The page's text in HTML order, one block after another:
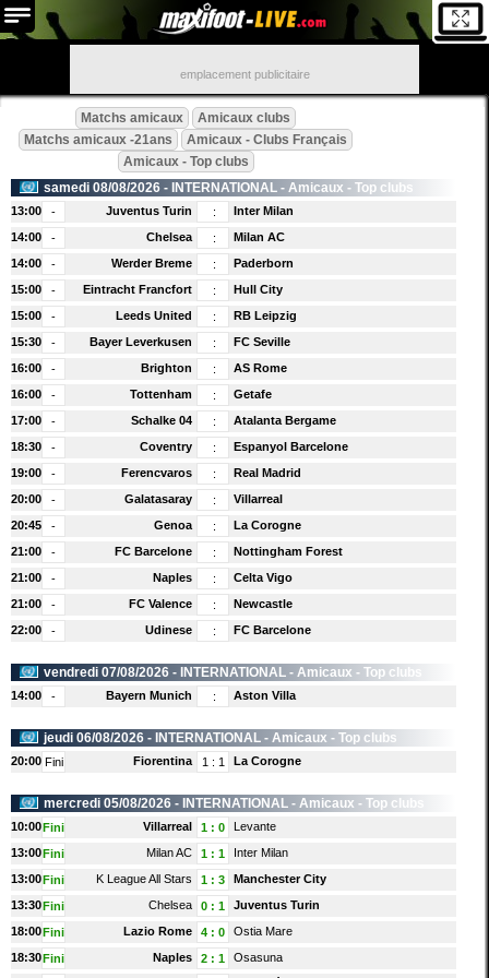
emplacement publicitaire
Matchs amicaux
Amicaux clubs
Matchs amicaux -21ans
Amicaux - Clubs Français
Amicaux - Top clubs
samedi 08/08/2026 - INTERNATIONAL - Amicaux - Top clubs
13:00 - Juventus Turin :
Inter Milan
14:00
- Chelsea :
Milan AC
14:00
- Werder Breme :
Paderborn
15:00
- Eintracht Francfort :
Hull City
15:00
- Leeds United :
RB Leipzig
15:30
- Bayer Leverkusen :
FC Seville
16:00
- Brighton :
AS Rome
16:00
- Tottenham :
Getafe
17:00
- Schalke 04 :
Atalanta Bergame
18:30
- Coventry :
Espanyol Barcelone
19:00
- Ferencvaros :
Real Madrid
20:00
- Galatasaray :
Villarreal
20:45
- Genoa :
La Corogne
21:00
- FC Barcelone :
Nottingham Forest
21:00
- Naples :
Celta Vigo
21:00
- FC Valence :
Newcastle
22:00
- Udinese : FC Barcelone
vendredi 07/08/2026 - INTERNATIONAL - Amicaux - Top clubs
14:00 - Bayern Munich : Aston Villa
jeudi 06/08/2026 - INTERNATIONAL - Amicaux - Top clubs
20:00 Fini Fiorentina 1 : 1 La Corogne
mercredi 05/08/2026 - INTERNATIONAL - Amicaux - Top clubs
10:00 Fini Villarreal 1 : 0
Levante
13:00 Fini Milan AC 1 : 1
Inter Milan
13:00 Fini K League All Stars 1 : 3
Manchester City
13:30 Fini Chelsea 0 : 1
Juventus Turin
18:00 Fini Lazio Rome 4 : 0
Ostia Mare
18:30 Fini Naples 2 : 1
Osasuna